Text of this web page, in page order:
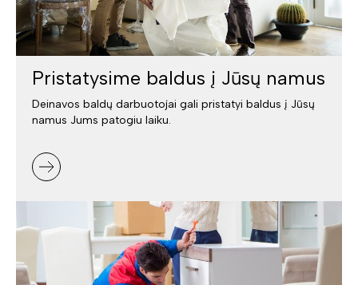
Pristatysime baldus į Jūsų namus
Deinavos baldų darbuotojai gali pristatyi baldus į Jūsų
namus Jums patogiu laiku.